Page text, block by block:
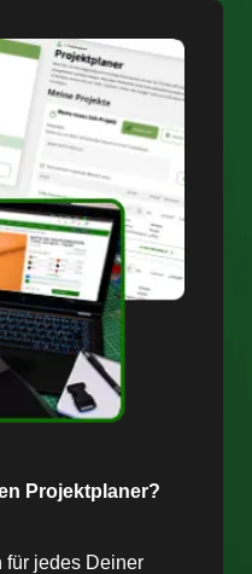
Projektplaner?
für jedes Deiner